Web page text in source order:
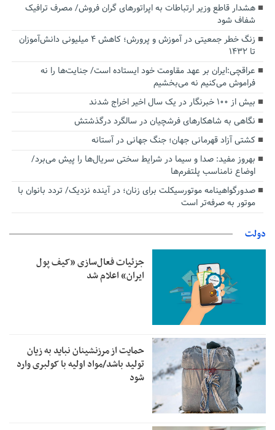
هشدار قاطع وزیر ارتباطات به اپراتورهای گران فروش/ مصرف ترافیک
شفاف شود
زنگ خطر جمعیتی در آموزش و پرورش؛ کاهش ۴ میلیونی دانش‌آموزان
تا ۱۴۳۲
عراقچی:ایران بر عهد مقاومت خود ایستاده است/ جنایت‌ها را نه
فراموش می‌کنیم نه می‌بخشیم
بیش از ۱۰۰ خبرنگار در یک سال اخیر اخراج شدند
نگاهی به شاهکارهای فرشچیان در سالگرد درگذشتش
کشتی آزاد قهرمانی جهان؛ جنگ جهانی در آستانه
بهروز مفید: صدا و سیما در شرایط سختی سریال‌ها را پیش می‌برد/
اوضاع نامناسب پلتفرم‌ها
صدورگواهینامه موتورسیکلت برای زنان؛ در آینده نزدیک/ تردد بانوان با
موتور به‌ صرفه‌تر است
دولت
جزئیات فعال‌سازی «کیف پول
ایران» اعلام شد
حمایت از مرزنشینان نباید به زیان
تولید باشد/مواد اولیه با کولبری وارد
شود